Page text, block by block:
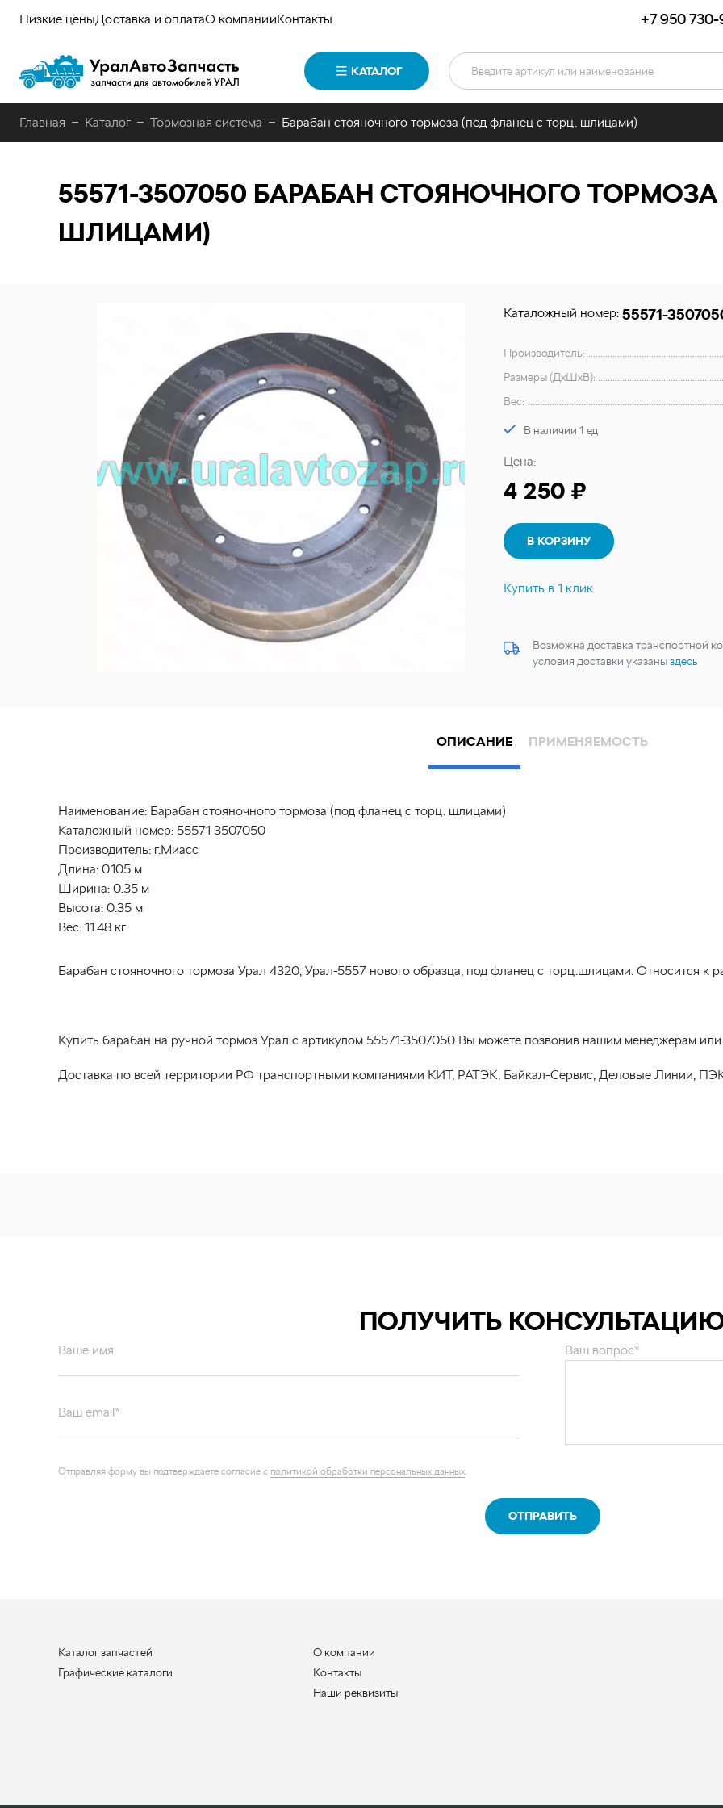
Низкие ценыДоставка и оплатаО компанииКонтакты +7 950 730-
КАТАЛОГ
Главная Каталог Тормозная система Барабан стояночного тормоза (под фланец с торц. шлицами)
55571-3507050 БАРАБАН СТОЯНОЧНОГО
ШЛИЦАМИ)
Каталожный номер: 55571-
Производитель:
Размеры (ДхШхВ):
Вес:
В наличии 1 ед
Цена:
4 250 ₽
В КОРЗИНУ
Купить в 1 клик
Возможна доставка транспортной
условия доставки указаныздесь
ОПИСАНИЕ ПРИМЕНЯЕМОСТЬ
Наименование: Барабан стояночного тормоза (под фланец с торц. шлицами)
Каталожный номер: 55571-3507050
Производитель: г.Миасс
Длина: 0.105 м
Ширина: 0.35 м
Высота: 0.35 м
Вес: 11.48 кг
Барабан стояночного тормоза Урал 4320, Урал-5557 нового образца, под фланец с торц.шлицами. Относится к
Купить барабан на ручной тормоз Урал с артикулом 55571-3507050 Вы можете позвонив нашим менеджерам или
Доставка по всей территории РФ транспортными компаниями КИТ, РАТЭК, Байкал-Сервис, Деловые Линии,
ПОЛУЧИТЬ
Ваше имя Ваш вопрос*
Отправляя форму вы подтверждаете согласие с